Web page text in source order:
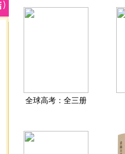
全球高考：全三册